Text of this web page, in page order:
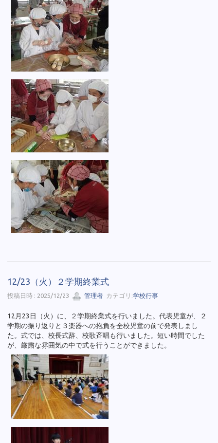
12/23（火）２学期終業式
投稿日時 : 2025/12/23 管理者 カテゴリ:学校行事
12月23日（火）に、２学期終業式を行いました。代表児童が、２
学期の振り返りと３楽器への抱負を全校児童の前で発表しまし
た。式では、校長式辞、校歌斉唱も行いました。短い時間でした
が、厳粛な雰囲気の中で式を行うことができました。